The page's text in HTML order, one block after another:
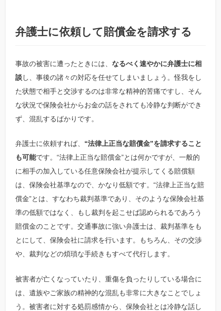
弁護士に依頼して賠償金を請求する
事故の被害に遭ったときには、 なるべく速やかに弁護士に相
談し、事後の諸々の対応を任せてしまいましょう。怪我をし
た状態で相手と交渉するのは非常な精神的苦痛ですし、そん
な状況で保険会社からお金の話をされても冷静な判断ができ
ず、混乱するばかりです。
弁護士に依頼すれば、 “法律上正当な賠償金”を請求すること
も可能です。“法律上正当な賠償金”とは何かですが、一般的
に相手の加入している任意保険会社が提示してくる賠償額
は、保険会社基準なので、かなり低額です。“法律上正当な賠
償金”とは、すなわち裁判基準であり、そのような保険会社基
準の低額ではなく、もし裁判を起こせば認められるであろう
賠償金のことです。交通事故に強い弁護士は、裁判基準をも
とにして、保険会社に請求を行います。もちろん、その交渉
や、裁判などの煩瑣な手続きもすべて代行します。
被害者が亡くなっていたり、重傷を負ったりしている場合に
は、遺族やご家族の精神的な混乱も非常に大きなことでしょ
う。被害者に対する処罰感情から、保険会社とは冷静な話し